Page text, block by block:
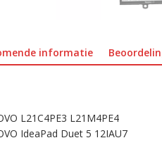
informatie
L21C4PE3 L21M4PE4
IdeaPad Duet 5 12IAU7